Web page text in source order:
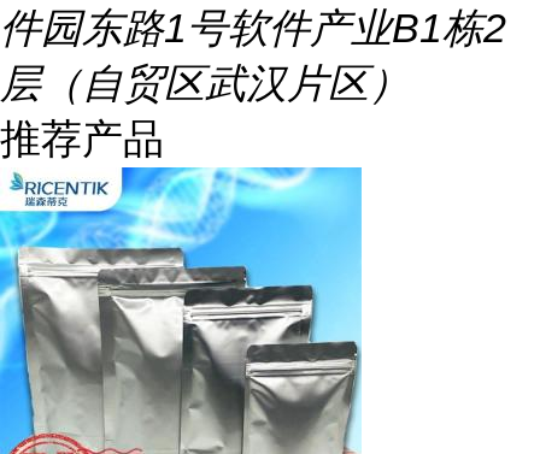
件园东路1号软件产业B1栋2
层（自贸区武汉片区）
推荐产品